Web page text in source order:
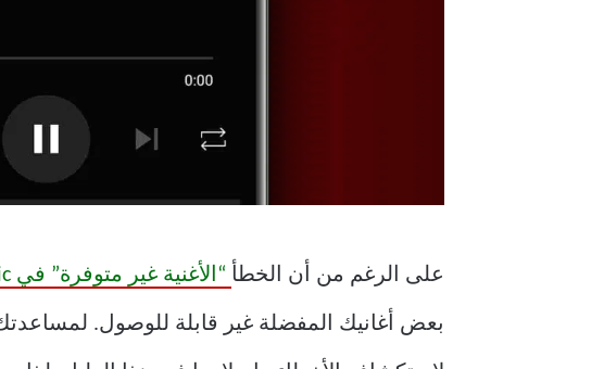
على الرغم من أن الخطأ “الأغنية غير متوفرة” في YouTube Music
بعض أغانيك المفضلة غير قابلة للوصول.